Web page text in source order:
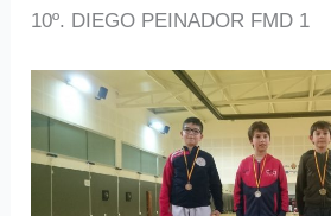
10º. DIEGO PEINADOR FMD 1